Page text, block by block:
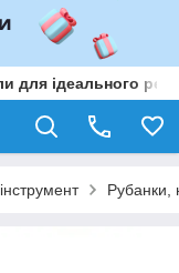
для ідеального
Рубанки,